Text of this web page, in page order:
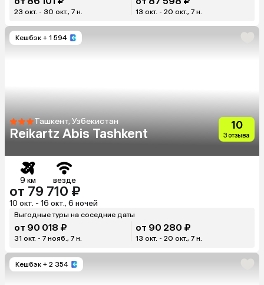
23 окт. - 30 окт., 7 н. 13 окт. - 20 окт., 7 н.
Кешбэк + 1 594
Ташкент, Узбекистан
Reikartz Abis Tashkent
10
3 отзыва
9 км везде
от 79 710 ₽
10 окт. - 16 окт., 6 ночей
Выгодные туры на соседние даты
от 90 018 ₽
31 окт. - 7 нояб., 7 н.
от 90 280 ₽
13 окт. - 20 окт., 7 н.
Кешбэк + 2 354